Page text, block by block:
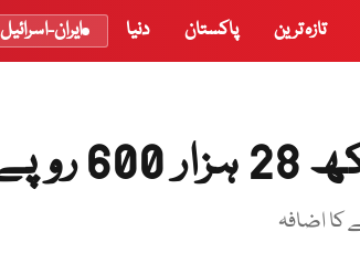
تازہ ترین پاکستان دنیا ایران-